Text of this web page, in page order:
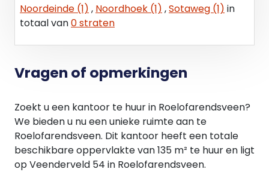
Noordeinde (1) , Noordhoek (1) ,Sotaweg (1) in
totaal van0 straten
Vragen of opmerkingen
Zoekt u een kantoor te huur in Roelofarendsveen?
We bieden u nu een unieke ruimte aan te
Roelofarendsveen. Dit kantoor heeft een totale
beschikbare oppervlakte van 135 m² te huur en ligt
op Veenderveld 54 in Roelofarendsveen.